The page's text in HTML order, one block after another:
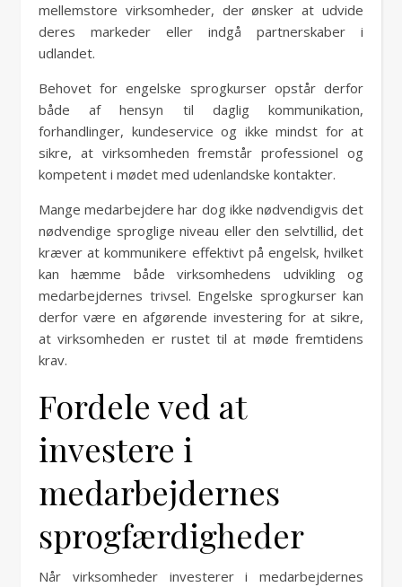
mellemstore virksomheder, der ønsker at udvide
deres markeder eller indgå partnerskaber i
udlandet.
Behovet for engelske sprogkurser opstår derfor
både af hensyn til daglig kommunikation,
forhandlinger, kundeservice og ikke mindst for at
sikre, at virksomheden fremstår professionel og
kompetent i mødet med udenlandske kontakter.
Mange medarbejdere har dog ikke nødvendigvis det
nødvendige sproglige niveau eller den selvtillid, det
kræver at kommunikere effektivt på engelsk, hvilket
kan hæmme både virksomhedens udvikling og
medarbejdernes trivsel. Engelske sprogkurser kan
derfor være en afgørende investering for at sikre,
at virksomheden er rustet til at møde fremtidens
krav.
Fordele ved at
investere i
medarbejdernes
sprogfærdigheder
Når virksomheder investerer i medarbejdernes